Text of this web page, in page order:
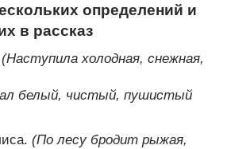
определений и
в рассказ
(Наступила холодная, снежная,
белый, чистый, пушистый
(По лесу бродит рыжая,